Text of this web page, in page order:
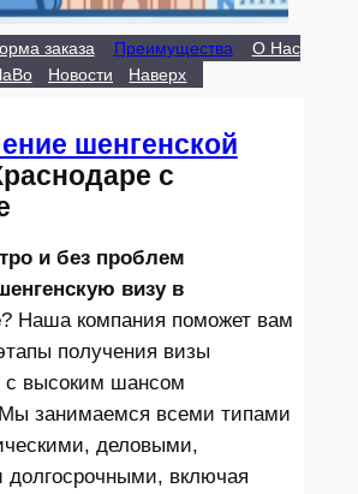
заказа Преимущества
О Нас
Новости Наверх
шенгенской
с
и без проблем
визу в
? Наша компания поможет вам
получения визы
с высоким шансом
занимаемся всеми типами
деловыми,
долгосрочными, включая